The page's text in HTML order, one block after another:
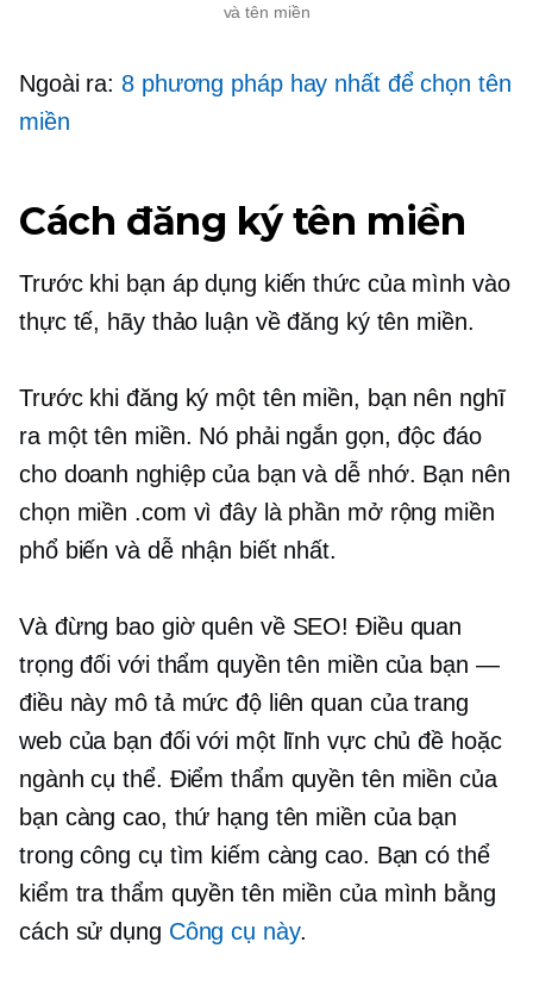
và tên miền
Ngoài ra: 8 phương pháp hay nhất để chọn tên
miền
Cách đăng ký tên miền
Trước khi bạn áp dụng kiến ​​thức của mình vào
thực tế, hãy thảo luận về đăng ký tên miền.
Trước khi đăng ký một tên miền, bạn nên nghĩ
ra một tên miền. Nó phải ngắn gọn, độc đáo
cho doanh nghiệp của bạn và dễ nhớ. Bạn nên
chọn miền .com vì đây là phần mở rộng miền
phổ biến và dễ nhận biết nhất.
Và đừng bao giờ quên về SEO! Điều quan
trọng đối với thẩm quyền tên miền của bạn —
điều này mô tả mức độ liên quan của trang
web của bạn đối với một lĩnh vực chủ đề hoặc
ngành cụ thể. Điểm thẩm quyền tên miền của
bạn càng cao, thứ hạng tên miền của bạn
trong công cụ tìm kiếm càng cao. Bạn có thể
kiểm tra thẩm quyền tên miền của mình bằng
cách sử dụng Công cụ này.